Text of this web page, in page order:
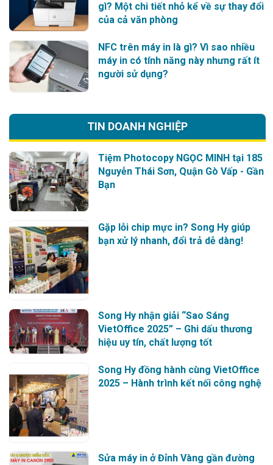
gì? Một chi tiết nhỏ kể về sự thay đổi
của cả văn phòng
NFC trên máy in là gì? Vì sao nhiều
máy in có tính năng này nhưng rất ít
người sử dụng?
TIN DOANH NGHIỆP
Tiệm Photocopy NGỌC MINH tại 185
Nguyễn Thái Sơn, Quận Gò Vấp - Gần
Bạn
Gặp lỗi chip mực in? Song Hy giúp
bạn xử lý nhanh, đổi trả dễ dàng!
Song Hy nhận giải “Sao Sáng
VietOffice 2025” – Ghi dấu thương
hiệu uy tín, chất lượng tốt
Song Hy đồng hành cùng VietOffice
2025 – Hành trình kết nối công nghệ
Sửa máy in ở Đỉnh Vàng gần đường